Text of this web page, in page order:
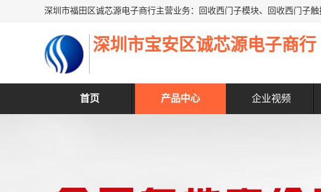
深圳市宝安区诚芯源电子商行
首页 产品中心 企业视频